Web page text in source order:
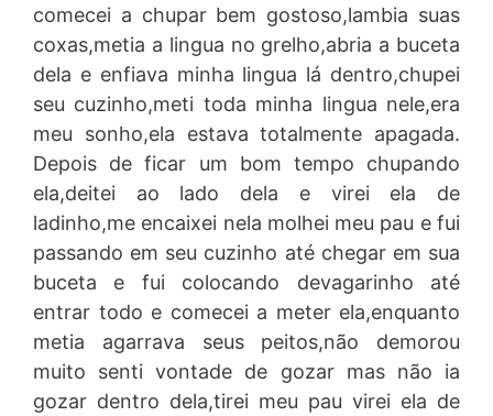
comecei a chupar bem gostoso,lambia suas
coxas,metia a lingua no grelho,abria a buceta
dela e enfiava minha lingua lá dentro,chupei
seu cuzinho,meti toda minha lingua nele,era
meu sonho,ela estava totalmente apagada.
Depois de ficar um bom tempo chupando
ela,deitei ao lado dela e virei ela de
ladinho,me encaixei nela molhei meu pau e fui
passando em seu cuzinho até chegar em sua
buceta e fui colocando devagarinho até
entrar todo e comecei a meter ela,enquanto
metia agarrava seus peitos,não demorou
muito senti vontade de gozar mas não ia
gozar dentro dela,tirei meu pau virei ela de